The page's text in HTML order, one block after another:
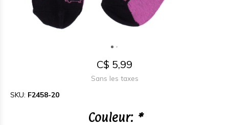
C$ 5,99
Sans les taxes
SKU: F2458-20
Couleur: *